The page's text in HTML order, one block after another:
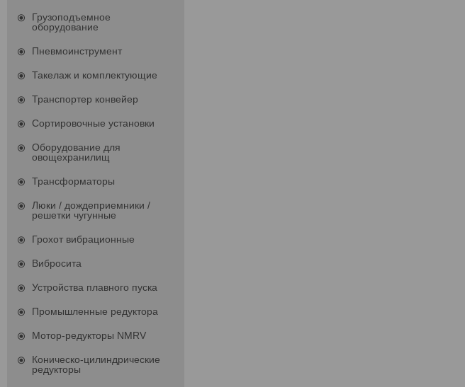
Грузоподъемное
оборудование
Пневмоинструмент
Такелаж и комплектующие
Транспортер конвейер
Сортировочные установки
Оборудование для
овощехранилищ
Трансформаторы
Люки / дождеприемники /
решетки чугунные
Грохот вибрационные
Вибросита
Устройства плавного пуска
Промышленные редуктора
Мотор-редукторы NMRV
Коническо-цилиндрические
редукторы